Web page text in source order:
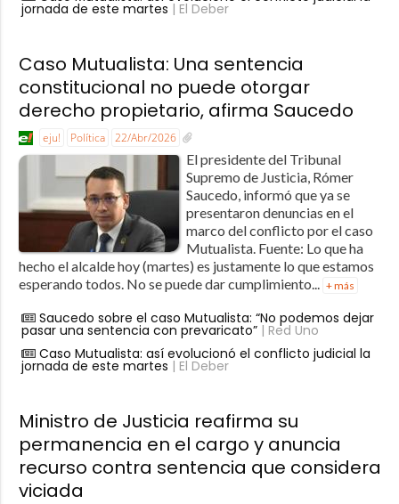
jornada de este martes | El Deber
Caso Mutualista: Una sentencia
constitucional no puede otorgar
derecho propietario, afirma Saucedo
eju! Política 22/Abr/2026
El presidente del Tribunal
Supremo de Justicia, Rómer
Saucedo, informó que ya se
presentaron denuncias en el
marco del conflicto por el caso
Mutualista. Fuente: Lo que ha
hecho el alcalde hoy (martes) es justamente lo que estamos
esperando todos. No se puede dar cumplimiento...
+ más
Saucedo sobre el caso Mutualista: “No podemos dejar
pasar una sentencia con prevaricato”| Red Uno
Caso Mutualista: así evolucionó el conflicto judicial la
jornada de este martes | El Deber
Ministro de Justicia reafirma su
permanencia en el cargo y anuncia
recurso contra sentencia que considera
viciada